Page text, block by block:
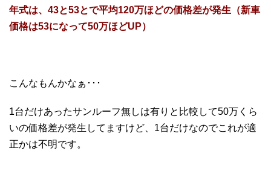
年式は、43と53とで平均120万ほどの価格差が発生（新車
価格は53になって50万ほどUP）
こんなもんかなぁ･･･
1台だけあったサンルーフ無しは有りと比較して50万くら
いの価格差が発生してますけど、1台だけなのでこれが適
正かは不明です。